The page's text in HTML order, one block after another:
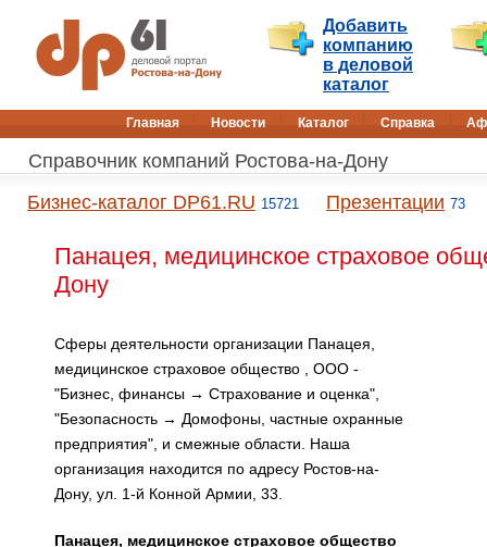
Добавить
компанию
в деловой
каталог
Главная Новости Каталог Справка
Справочник компаний Ростова-на-Дону
Бизнес-каталог DP61.RU 15721 Презентации 73
Панацея, медицинское страховое
Дону
Сферы деятельности организации Панацея,
медицинское страховое общество , ООО -
"Бизнес, финансы → Страхование и оценка",
"Безопасность → Домофоны, частные охранные
предприятия", и смежные области. Наша
организация находится по адресу Ростов-на-
Дону, ул. 1-й Конной Армии, 33.
Панацея, медицинское страховое общество